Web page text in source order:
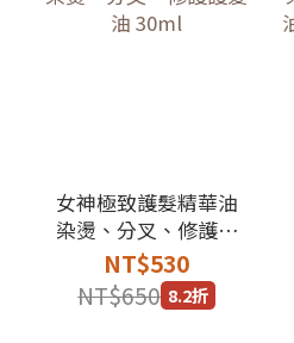
女神極致護髮精華油
染燙、分叉、修護護
髮油 30ml
NT$530
NT$650 8.2折